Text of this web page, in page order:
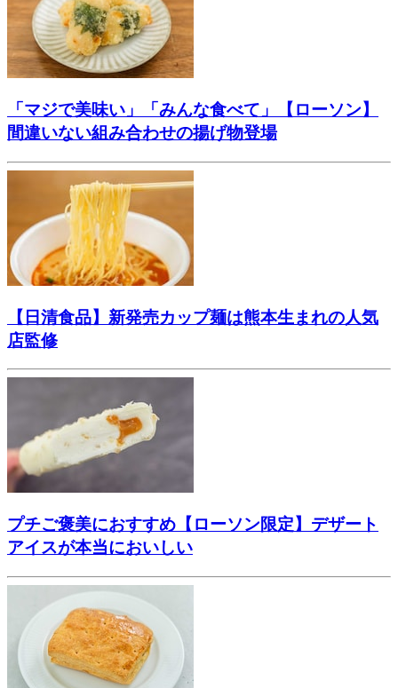
「マジで美味い」「みんな食べて」【ローソン】
間違いない組み合わせの揚げ物登場
【日清食品】新発売カップ麺は熊本生まれの人気
店監修
プチご褒美におすすめ【ローソン限定】デザート
アイスが本当においしい